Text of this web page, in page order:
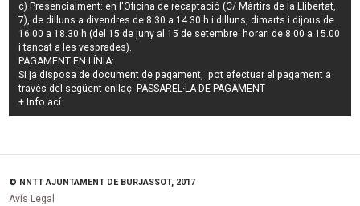
c) Presencialment: en l'Oficina de recaptació (C/ Màrtirs de la Llibertat,
7), de dilluns a divendres de 8.30 a 14.30 h i dilluns, dimarts i dijous de
16.00 a 18.30 h (del 15 de juny al 15 de setembre: horari de 8.00 a 15.00
i tancat a les vesprades).
PAGAMENT EN LÍNIA:
Si ja disposa de document de pagament, pot efectuar el pagament a
través del següent enllaç: PASSAREL·LA DE PAGAMENT
+ Info ací.
© NNTT AJUNTAMENT DE BURJASSOT, 2017
Avís Legal